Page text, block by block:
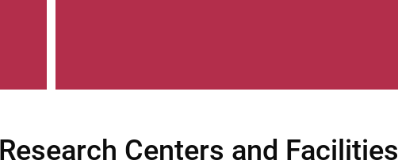
Research Centers and Facilities